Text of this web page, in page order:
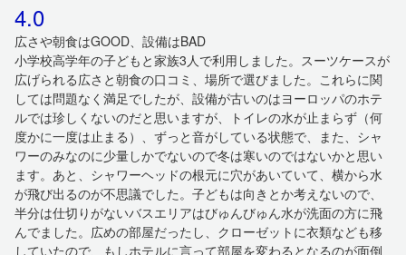
4.0
広さや朝食はGOOD、設備はBAD
小学校高学年の子どもと家族3人で利用しました。スーツケースが
広げられる広さと朝食の口コミ、場所で選びました。これらに関
しては問題なく満足でしたが、設備が古いのはヨーロッパのホテ
ルでは珍しくないのだと思いますが、トイレの水が止まらず（何
度かに一度は止まる）、ずっと音がしている状態で、また、シャ
ワーのみなのに少量しかでないので冬は寒いのではないかと思い
ます。あと、シャワーヘッドの根元に穴があいていて、横から水
が飛び出るのが不思議でした。子どもは向きとか考えないので、
半分は仕切りがないバスエリアはびゅんびゅん水が洗面の方に飛
んでました。広めの部屋だったし、クローゼットに衣類なども移
していたので、もしホテルに言って部屋を変わるとなるのが面倒